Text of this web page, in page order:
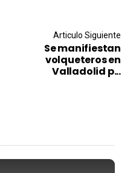
Articulo Siguiente
Se manifiestan
volqueteros en
Valladolid p...